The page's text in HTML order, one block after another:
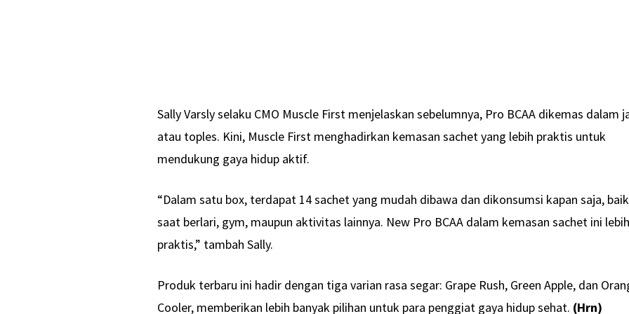
Sally Varsly selaku CMO Muscle First menjelaskan sebelumnya, Pro BCAA dikemas dalam
atau toples. Kini, Muscle First menghadirkan kemasan sachet yang lebih praktis untuk
mendukung gaya hidup aktif.
“Dalam satu box, terdapat 14 sachet yang mudah dibawa dan dikonsumsi kapan saja, baik
saat berlari, gym, maupun aktivitas lainnya. New Pro BCAA dalam kemasan sachet ini lebih
praktis,” tambah Sally.
Produk terbaru ini hadir dengan tiga varian rasa segar: Grape Rush, Green Apple, dan
Cooler, memberikan lebih banyak pilihan untuk para penggiat gaya hidup sehat. (Hrn)